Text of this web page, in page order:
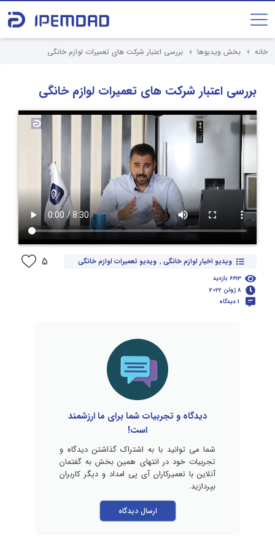
خانه بخش ویدیوها بررسی اعتبار شرکت های تعمیرات لوازم خانگی
بررسی اعتبار شرکت های تعمیرات لوازم خانگی
6613 بازدید
8 ژوئن 2022
1 دیدگاه
ویدیو اخبار لوازم خانگی , ویدیو تعمیرات لوازم خانگی 5
دیدگاه و تجربیات شما برای ما ارزشمند
است!
شما می توانید با به اشتراک گذاشتن دیدگاه و
تجربیات خود در انتهای همین بخش به گفتمان
آنلاین با تعمیرکاران آی پی امداد و دیگر کاربران
بپردازید.
ارسال دیدگاه